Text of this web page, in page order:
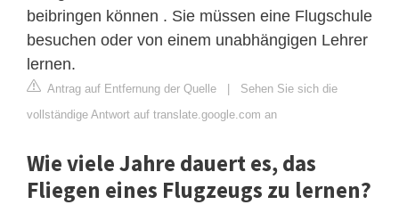
beibringen können . Sie müssen eine Flugschule
besuchen oder von einem unabhängigen Lehrer
lernen.
Antrag auf Entfernung der Quelle | Sehen Sie sich die
vollständige Antwort auf translate.google.com an
Wie viele Jahre dauert es, das
Fliegen eines Flugzeugs zu lernen?